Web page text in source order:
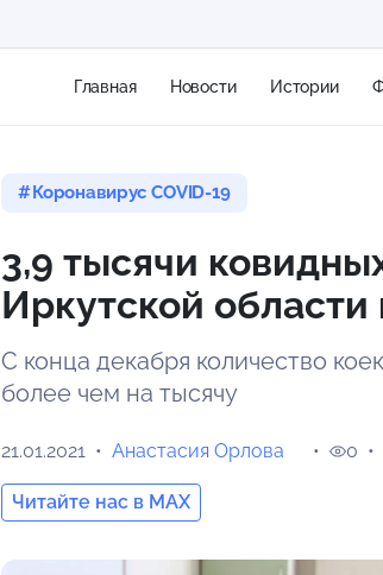
Главная Новости Истории
Коронавирус COVID-19
3,9 тысячи
Иркутской области
С конца декабря количество
более чем на тысячу
21.01.2021 Анастасия Орлова
Читайте нас в MAX
0